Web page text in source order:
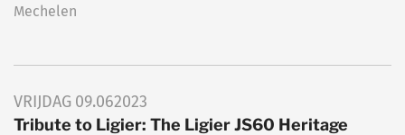
Mechelen
VRIJDAG 09.062023
Tribute to Ligier: The Ligier JS60 Heritage